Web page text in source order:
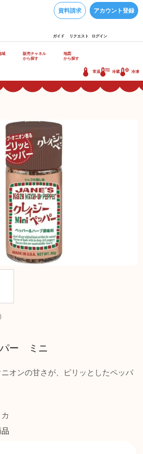
資料請求 アカウント登録
ガイド リクエスト ログイン
域
販売チャネル
から探す
地図
から探す
常温 冷蔵 冷凍
パー ミニ
オンの甘さが、ピリッとしたペッパ